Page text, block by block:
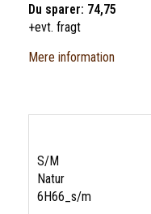
Du sparer: 74,75
+evt. fragt
Mere information
S/M
Natur
6H66_s/m